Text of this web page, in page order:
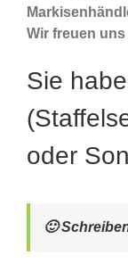
Wir freuen
Sie
oder
🙂